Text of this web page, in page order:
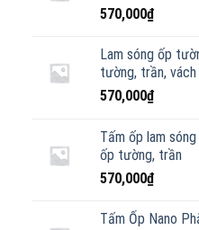
570,000₫
Lam sóng ốp
tường, trần, vách
570,000₫
Tấm ốp lam
ốp tường, trần
570,000₫
Tấm Ốp Nano